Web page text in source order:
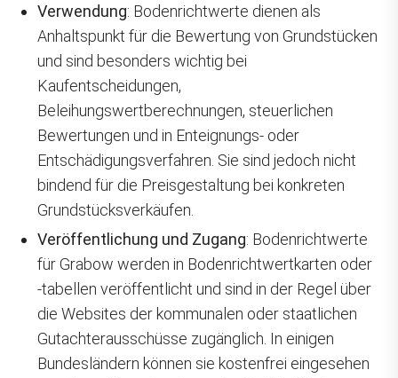
Verwendung: Bodenrichtwerte dienen als
Anhaltspunkt für die Bewertung von Grundstücken
und sind besonders wichtig bei
Kaufentscheidungen,
Beleihungswertberechnungen, steuerlichen
Bewertungen und in Enteignungs- oder
Entschädigungsverfahren. Sie sind jedoch nicht
bindend für die Preisgestaltung bei konkreten
Grundstücksverkäufen.
Veröffentlichung und Zugang: Bodenrichtwerte
für Grabow werden in Bodenrichtwertkarten oder
-tabellen veröffentlicht und sind in der Regel über
die Websites der kommunalen oder staatlichen
Gutachterausschüsse zugänglich. In einigen
Bundesländern können sie kostenfrei eingesehen